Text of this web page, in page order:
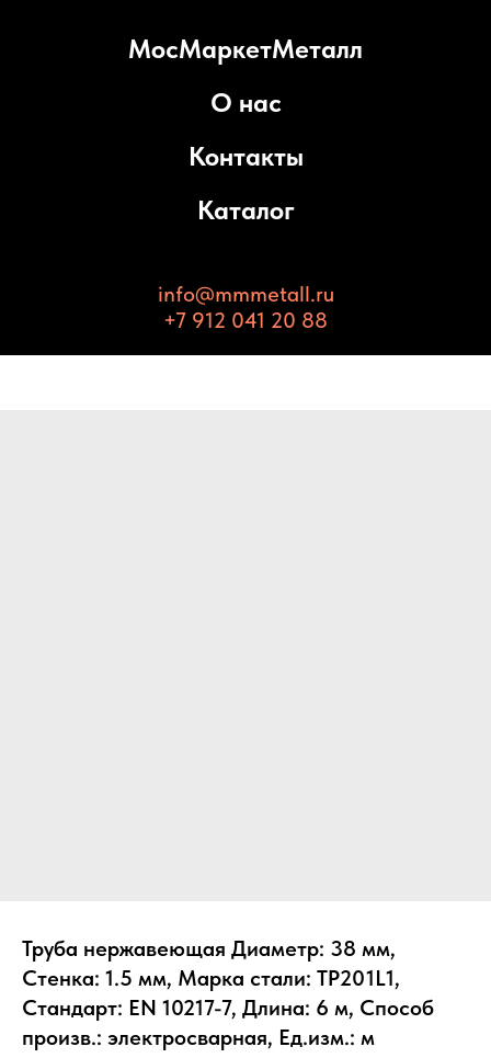
МосМаркетМеталл
О нас
Контакты
Каталог
info@mmmetall.ru
+7 912 041 20 88
Труба нержавеющая Диаметр: 38 мм,
Стенка: 1.5 мм, Марка стали: TP201L1,
Стандарт: EN 10217-7, Длина: 6 м, Способ
произв.: электросварная, Ед.изм.: м